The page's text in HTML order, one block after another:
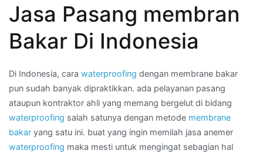
pasang
aspal
di
Daerah
KEDIRI
Jasa Pasang membran
Bakar Di Indonesia
Di Indonesia, cara waterproofing dengan membrane bakar
pun sudah banyak dipraktikkan. ada pelayanan pasang
ataupun kontraktor ahli yang memang bergelut di bidang
waterproofing salah satunya dengan metode membrane
bakar yang satu ini. buat yang ingin memilah jasa anemer
waterproofing maka mesti untuk mengingat sebagian hal